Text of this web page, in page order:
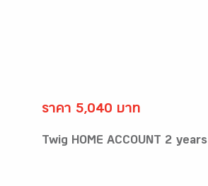
ราคา 5,040 บาท
Twig HOME ACCOUNT 2 years